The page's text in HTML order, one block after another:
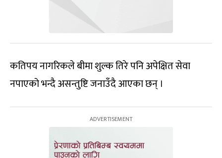
कतिपय नागरिकले बीमा शुल्क तिरे पनि अपेक्षित सेवा
नपाएको भन्दै असन्तुष्टि जनाउँदै आएका छन् ।